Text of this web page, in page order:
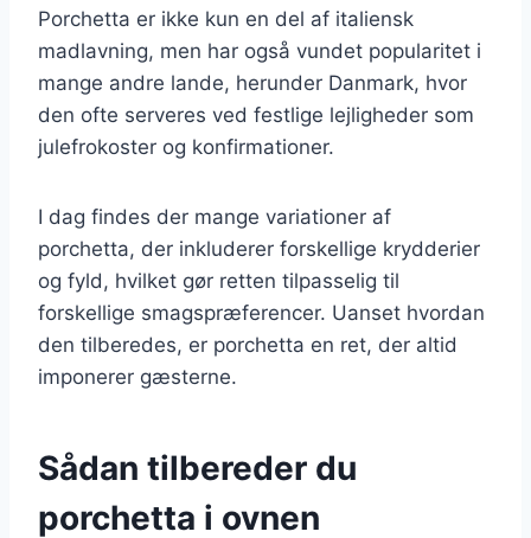
Porchetta er ikke kun en del af italiensk
madlavning, men har også vundet popularitet i
mange andre lande, herunder Danmark, hvor
den ofte serveres ved festlige lejligheder som
julefrokoster og konfirmationer.
I dag findes der mange variationer af
porchetta, der inkluderer forskellige krydderier
og fyld, hvilket gør retten tilpasselig til
forskellige smagspræferencer. Uanset hvordan
den tilberedes, er porchetta en ret, der altid
imponerer gæsterne.
Sådan tilbereder du
porchetta i ovnen